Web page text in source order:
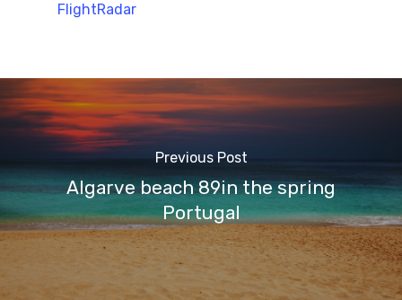
FlightRadar
Previous Post
Algarve beach 89in the spring
Portugal